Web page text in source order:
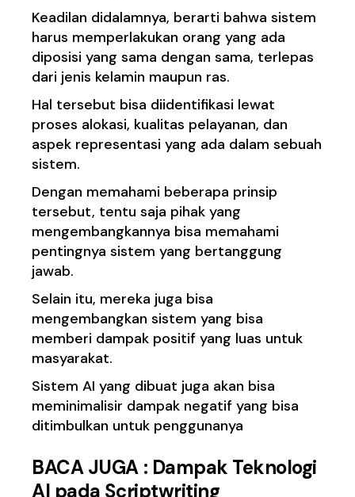
Keadilan didalamnya, berarti bahwa sistem
harus memperlakukan orang yang ada
diposisi yang sama dengan sama, terlepas
dari jenis kelamin maupun ras.
Hal tersebut bisa diidentifikasi lewat
proses alokasi, kualitas pelayanan, dan
aspek representasi yang ada dalam sebuah
sistem.
Dengan memahami beberapa prinsip
tersebut, tentu saja pihak yang
mengembangkannya bisa memahami
pentingnya sistem yang bertanggung
jawab.
Selain itu, mereka juga bisa
mengembangkan sistem yang bisa
memberi dampak positif yang luas untuk
masyarakat.
Sistem AI yang dibuat juga akan bisa
meminimalisir dampak negatif yang bisa
ditimbulkan untuk penggunanya
BACA JUGA : Dampak Teknologi
AI pada Scriptwriting